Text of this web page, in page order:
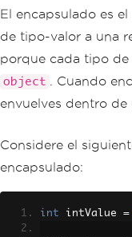
El encapsulado es
de tipo-valor a una
porque cada tipo
object
. Cuando
envuelves dentro de
Considere el
encapsulado:
int intValue =